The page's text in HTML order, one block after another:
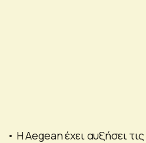
• Η Aegean έχει αυξήσει